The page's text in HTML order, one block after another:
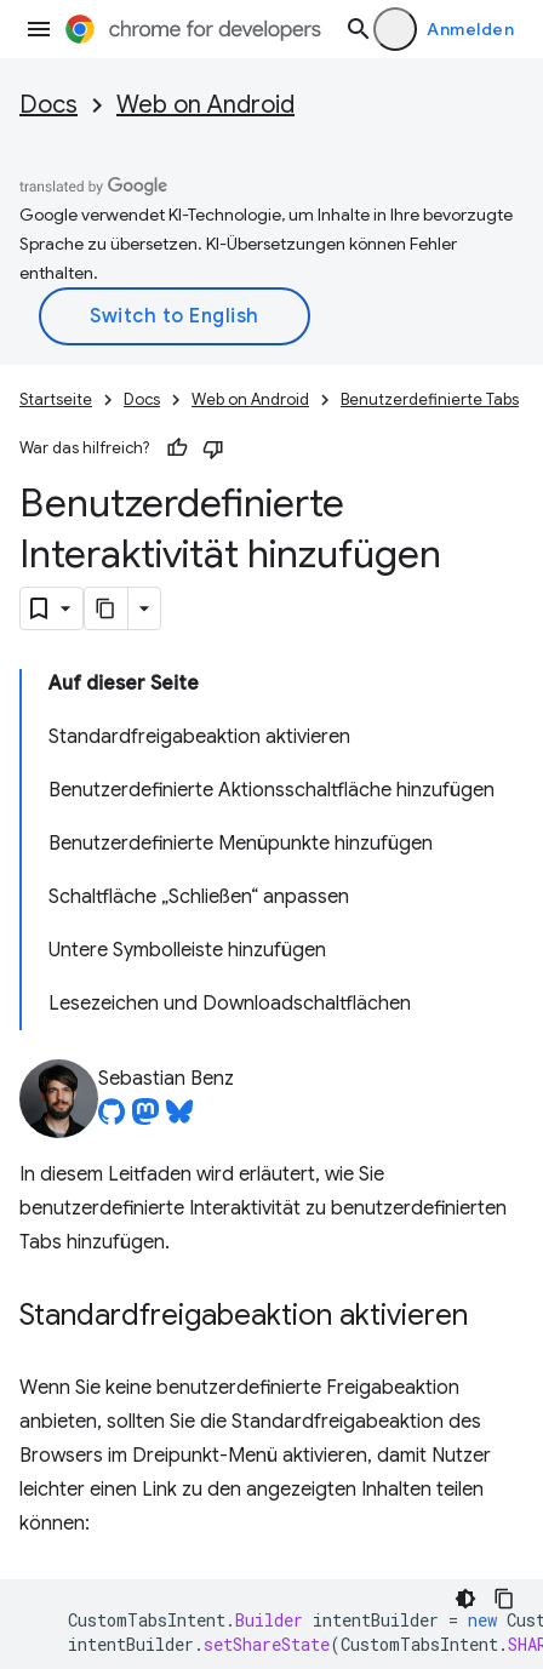
Anmelden
Docs Web on Android
Google verwendet KI-Technologie, um Inhalte in Ihre bevorzugte
Sprache zu übersetzen. KI-Übersetzungen können Fehler
enthalten.
Startseite Docs Web on Android Benutzerdefinierte Tabs
War das hilfreich?
Benutzerdefinierte
Interaktivität hinzufügen
Auf dieser Seite
Standardfreigabeaktion aktivieren
Benutzerdefinierte Aktionsschaltfläche hinzufügen
Benutzerdefinierte Menüpunkte hinzufügen
Schaltfläche „Schließen“ anpassen
Untere Symbolleiste hinzufügen
Lesezeichen und Downloadschaltflächen
Sebastian Benz
In diesem Leitfaden wird erläutert, wie Sie
benutzerdefinierte Interaktivität zu benutzerdefinierten
Tabs hinzufügen.
Standardfreigabeaktion aktivieren
Wenn Sie keine benutzerdefinierte Freigabeaktion
anbieten, sollten Sie die Standardfreigabeaktion des
Browsers im Dreipunkt-Menü aktivieren, damit Nutzer
leichter einen Link zu den angezeigten Inhalten teilen
können:
CustomTabsIntent.Builder intentBuilder = new
intentBuilder . setShareState(CustomTabsIntent.